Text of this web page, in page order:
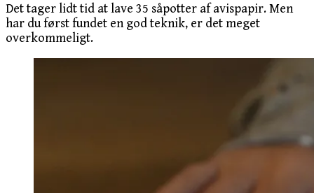
Det tager lidt tid at lave 35 såpotter af avispapir. Men
har du først fundet en god teknik, er det meget
overkommeligt.